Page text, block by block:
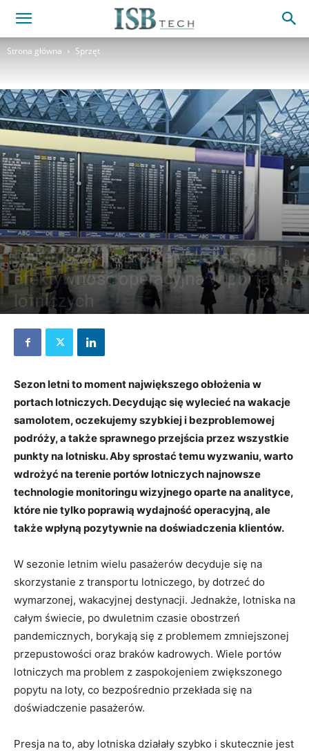
Strona główna Sprzęt
Dozór wizyjny może zwiększyć
efektywność operacyjną w portach
lotniczych
Sezon letni to moment największego obłożenia w
portach lotniczych. Decydując się wylecieć na wakacje
samolotem, oczekujemy szybkiej i bezproblemowej
podróży, a także sprawnego przejścia przez wszystkie
punkty na lotnisku. Aby sprostać temu wyzwaniu, warto
wdrożyć na terenie portów lotniczych najnowsze
technologie monitoringu wizyjnego oparte na analityce,
które nie tylko poprawią wydajność operacyjną, ale
także wpłyną pozytywnie na doświadczenia klientów.
W sezonie letnim wielu pasażerów decyduje się na
skorzystanie z transportu lotniczego, by dotrzeć do
wymarzonej, wakacyjnej destynacji. Jednakże, lotniska na
całym świecie, po dwuletnim czasie obostrzeń
pandemicznych, borykają się z problemem zmniejszonej
przepustowości oraz braków kadrowych. Wiele portów
lotniczych ma problem z zaspokojeniem zwiększonego
popytu na loty, co bezpośrednio przekłada się na
doświadczenie pasażerów.
Presja na to, aby lotniska działały szybko i skutecznie jest